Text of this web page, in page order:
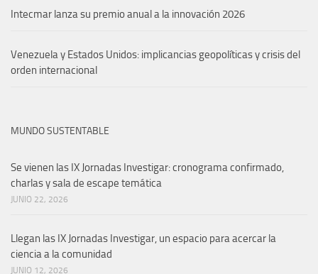
Intecmar lanza su premio anual a la innovación 2026
Venezuela y Estados Unidos: implicancias geopolíticas y crisis del
orden internacional
MUNDO SUSTENTABLE
Se vienen las IX Jornadas Investigar: cronograma confirmado,
charlas y sala de escape temática
JUNIO 22, 2026
Llegan las IX Jornadas Investigar, un espacio para acercar la
ciencia a la comunidad
JUNIO 12, 2026